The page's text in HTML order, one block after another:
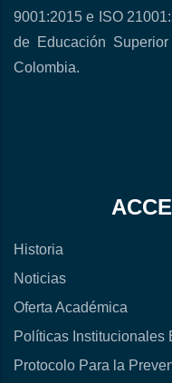
9001:2015 e ISO
de Educación
Colombia.
Historia
Noticias
Oferta Académica
Políticas Institucionales
Protocolo Para la